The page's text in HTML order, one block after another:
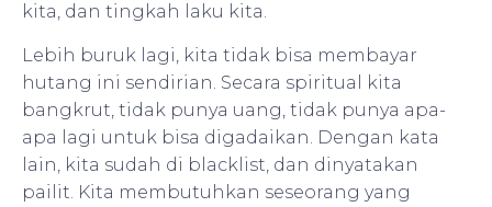
kita, dan tingkah laku kita.
Lebih buruk lagi, kita tidak bisa membayar
hutang ini sendirian. Secara spiritual kita
bangkrut, tidak punya uang, tidak punya apa-
apa lagi untuk bisa digadaikan. Dengan kata
lain, kita sudah di blacklist, dan dinyatakan
pailit. Kita membutuhkan seseorang yang